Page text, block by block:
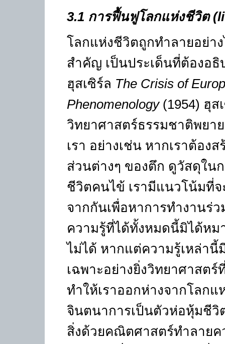
3.1 การฟื้นฟูโลกแห่งชีวิต
โลกแห่งชีวิตถูกทำลายอย่า
สำคัญ เป็นประเด็นที่ต้องอ
ฮุสเซิร์ล The Crisis of
Phenomenology (1954) ฮุส
วิทยาศาสตร์ธรรมชาติพยา
เรา อย่างเช่น หากเราต้อง
ส่วนต่างๆ ของตึก ดูวัสดุใน
ชีวิตคนไข้ เรามีแนวโน้มที่
จากกันเพื่อหาการทำงานร่
ความรู้ที่ได้ทั้งหมดนี้มิได้หม
ไม่ได้ หากแต่ความรู้เหล่านี้
เฉพาะอย่างยิ่งวิทยาศาสต
ทำให้เราออกห่างจากโลก
จินตนาการเป็นตัวห่อหุ้มชี
สิ่งด้วยคณิตศาสตร์ทำลายค